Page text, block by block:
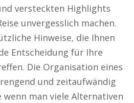
versteckten Highlights
unvergesslich machen.
Hinweise, die Ihnen
Entscheidung für Ihre
Die Organisation eines
und zeitaufwändig
wenn man viele Alternativen